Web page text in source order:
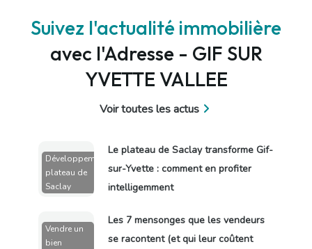
Suivez l'actualité immobilière
avec l'Adresse - GIF SUR
YVETTE VALLEE
Voir toutes les actus
Développement
plateau de
Saclay
Le plateau de Saclay transforme Gif-
sur-Yvette : comment en profiter
intelligemment
Vendre un
bien
Les 7 mensonges que les vendeurs
se racontent (et qui leur coûtent